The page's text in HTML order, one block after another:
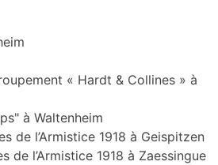
« Hardt & Collines » à
à Waltenheim
de l’Armistice 1918 à Geispitzen
l’Armistice 1918 à Zaessingue